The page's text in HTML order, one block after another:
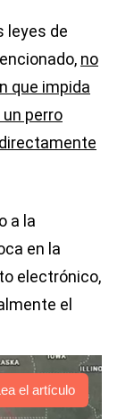
y de
leyes de
no
que impida
perro
a la
en la
electrónico,
el
el artículo